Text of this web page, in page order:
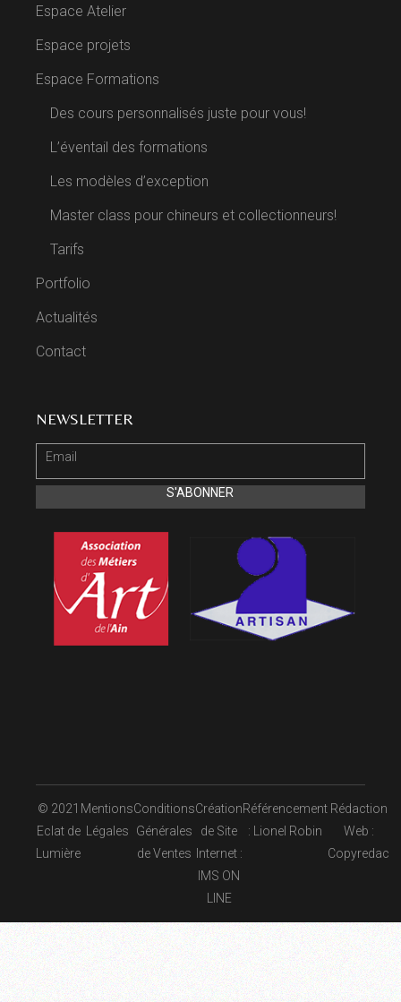
Espace Atelier
Espace projets
Espace Formations
Des cours personnalisés juste pour vous!
L’éventail des formations
Les modèles d’exception
Master class pour chineurs et collectionneurs!
Tarifs
Portfolio
Actualités
Contact
NEWSLETTER
© 2021
Eclat de
Lumière
Mentions
Légales
Conditions
Générales
de Ventes
Création
de Site
Internet :
IMS ON
LINE
Référencement
: Lionel Robin
Rédaction
Web :
Copyredac